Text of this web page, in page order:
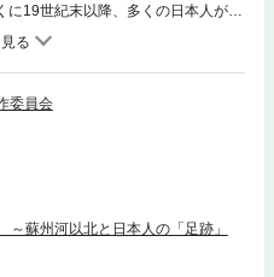
19世紀末以降、多くの日本人が虹
していたことが知られます。文豪魯
やその北側に広がる閘北と呼ばれる
んたんな図版、地図計10点収録。
プリ上で連動して使えるPDF（日
ウンロードリンクつき。
委員会
蘇州河以北と日本人の「足跡」